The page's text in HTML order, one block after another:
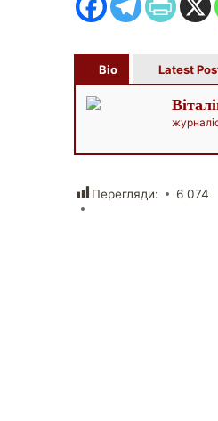
Bio Latest
Перегляди: 6 074